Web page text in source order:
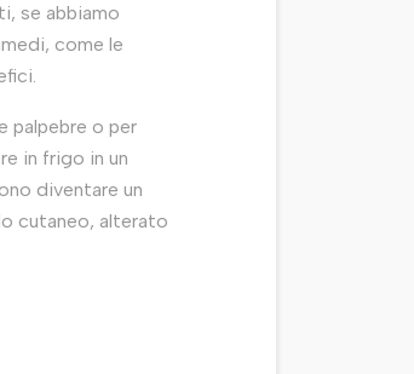
se abbiamo
come le
palpebre o per
in frigo in un
diventare un
cutaneo, alterato